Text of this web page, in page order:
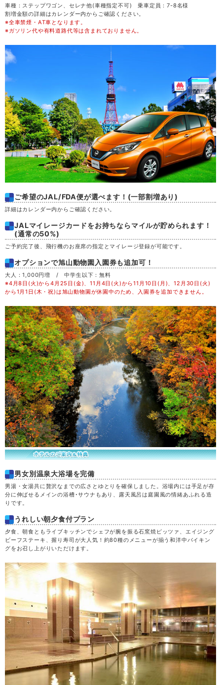
金 21
月 24
火 25
水 26
木 27
金 28
土 29
月 31
車種：ステップワゴン、セレナ他(車種指定不可) 乗車定員：7-8名様
割増金額の詳細はカレンダー内からご確認ください。
※全車禁煙・AT車となります。
※ガソリン代や有料道路代等は含まれておりません。
ご希望のJAL/FDA便が選べます！(一部割増あり)
詳細はカレンダー内からご確認ください。
JALマイレージカードをお持ちならマイルが貯められます！
(通常の50%)
ご予約完了後、飛行機のお座席の指定とマイレージ登録が可能です。
オプションで旭山動物園入園券も追加可！
大人：1,000円増 / 中学生以下：無料
※4月8日(火)から4月25日(金)、11月4日(火)から11月10日(月)、12月30日(火)
から1月1日(木・祝)は旭山動物園が休園中のため、入園券を追加できません。
男女別温泉大浴場を完備
男湯・女湯共に贅沢なまでの広さとゆとりを確保しました。浴場内には手足が存
分に伸ばせるメインの浴槽･サウナもあり、露天風呂は庭園風の情緒あふれる造
りです。
うれしい朝夕食付プラン
夕食、朝食ともライブキッチンでシェフが腕を振る石窯焼ピッツァ、エイジング
ビーフステーキ、握り寿司が大人気！約80種のメニューが揃う和洋中バイキン
グをお召し上がりいただけます。